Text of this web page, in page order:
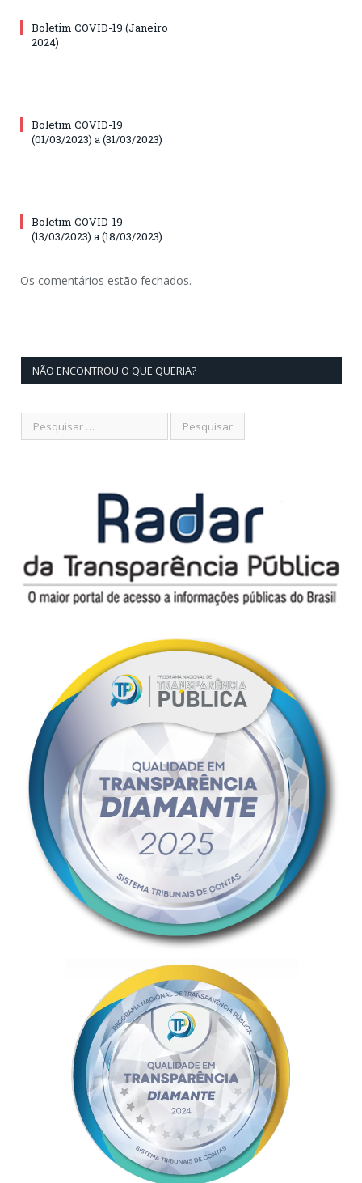
Boletim COVID-19 (Janeiro –
2024)
Boletim COVID-19
(01/03/2023) a (31/03/2023)
Boletim COVID-19
(13/03/2023) a (18/03/2023)
Os comentários estão fechados.
NÃO ENCONTROU O QUE QUERIA?